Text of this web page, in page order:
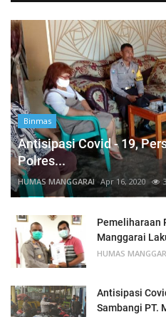
Binmas
Antisipasi Covid - 19,
Polres...
HUMAS MANGGARAI Apr 16, 2020
Pemeliharaan
Manggarai
HUMAS
Antisipasi
Sambangi PT.